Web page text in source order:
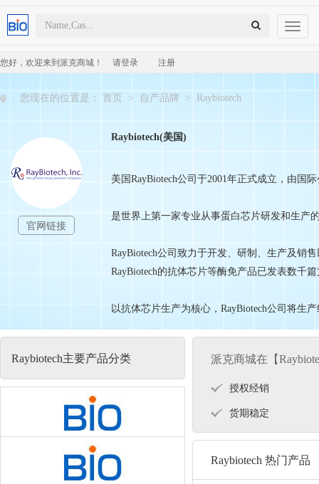
您好，欢迎来到派克商城！ 请登录 注册
Toggle
您现在的位置是： 首页 > 自产品牌 > Raybiotech
官网链接
Raybiotech(美国)
美国RayBiotech公司于2001年正式成立，由国
是世界上第一家专业从事蛋白芯片研发和生产
RayBiotech公司致力于开发、研制、生产及销
RayBiotech的抗体芯片等酶免产品已发表数千
以抗体芯片生产为核心，RayBiotech公司将生
Raybiotech主要产品分类 派克商城在【
授权经销
货期稳定
Raybiotech 热门产品